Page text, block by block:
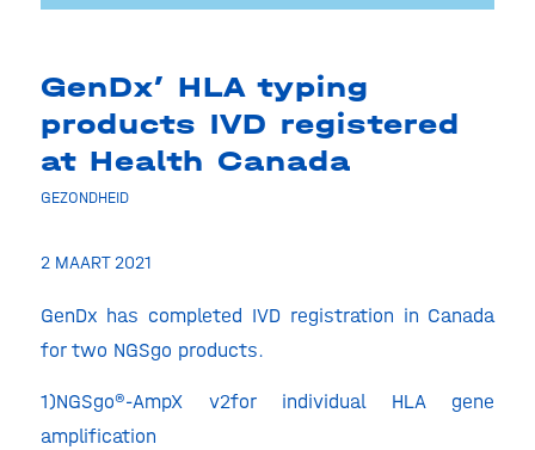
GenDx’ HLA typing
products IVD registered
at Health Canada
GEZONDHEID
2 MAART 2021
GenDx has completed IVD registration in Canada
for two NGSgo products.
1)NGSgo®-AmpX v2for individual HLA gene
amplification